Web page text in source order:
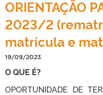
ORIENTAÇÃO
2023/2
matrícula e
19/09/2023
O QUE É?
OPORTUNIDADE DE